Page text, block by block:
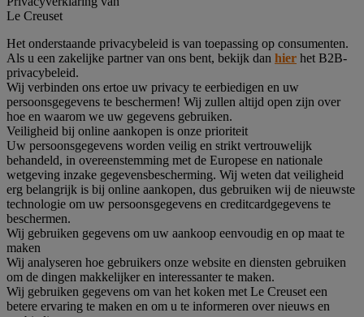
Le Creuset
Het onderstaande privacybeleid is van toepassing op consumenten.
Als u een zakelijke partner van ons bent, bekijk dan hier het B2B-
privacybeleid.
Wij verbinden ons ertoe uw privacy te eerbiedigen en uw
persoonsgegevens te beschermen! Wij zullen altijd open zijn over
hoe en waarom we uw gegevens gebruiken.
Veiligheid bij online aankopen is onze prioriteit
Uw persoonsgegevens worden veilig en strikt vertrouwelijk
behandeld, in overeenstemming met de Europese en nationale
wetgeving inzake gegevensbescherming. Wij weten dat veiligheid
erg belangrijk is bij online aankopen, dus gebruiken wij de nieuwste
technologie om uw persoonsgegevens en creditcardgegevens te
beschermen.
Wij gebruiken gegevens om uw aankoop eenvoudig en op maat te
maken
Wij analyseren hoe gebruikers onze website en diensten gebruiken
om de dingen makkelijker en interessanter te maken.
Wij gebruiken gegevens om van het koken met Le Creuset een
betere ervaring te maken en om u te informeren over nieuws en